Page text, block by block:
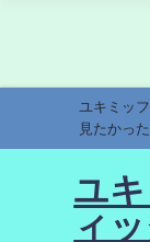
ユキミッ
見たかっ
ユ
ィ